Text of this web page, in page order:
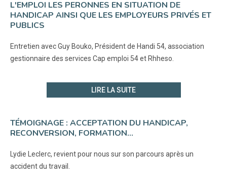
L'EMPLOI LES PERONNES EN SITUATION DE
HANDICAP AINSI QUE LES EMPLOYEURS PRIVÉS ET
PUBLICS
Entretien avec Guy Bouko, Président de Handi 54, association
gestionnaire des services Cap emploi 54 et Rhheso.
LIRE LA SUITE
TÉMOIGNAGE : ACCEPTATION DU HANDICAP,
RECONVERSION, FORMATION...
Lydie Leclerc, revient pour nous sur son parcours après un
accident du travail.